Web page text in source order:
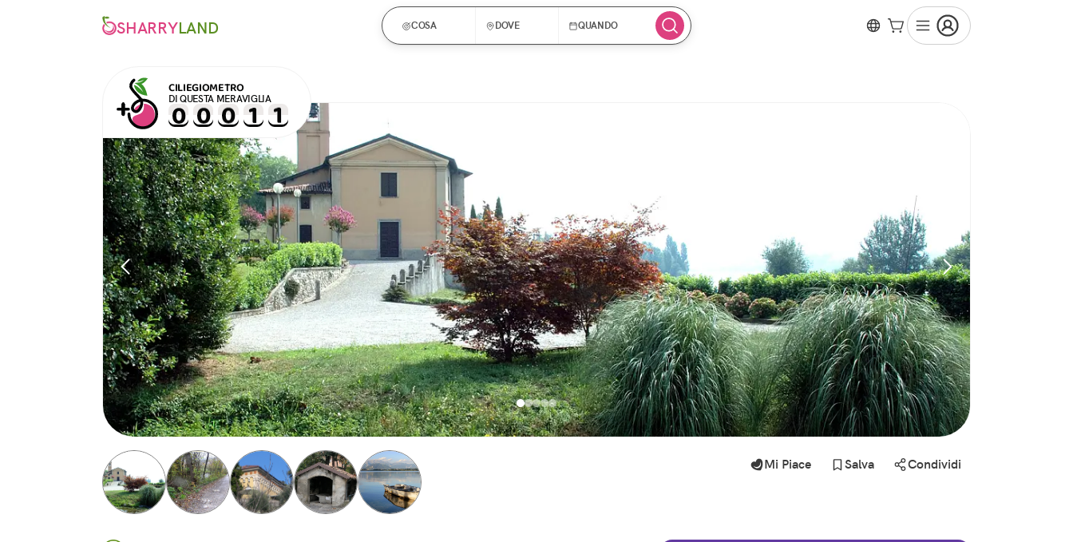
SHARRYLAND COSA DOVE QUANDO
CILIEGIOMETRO
DI QUESTA MERAVIGLIA
Mi Piace Salva Condividi